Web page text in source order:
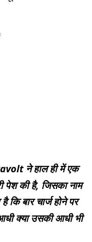
ने हाल ही में एक
पेश की है, जिसका नाम
कि बार चार्ज होने पर
क्या उसकी आधी भी